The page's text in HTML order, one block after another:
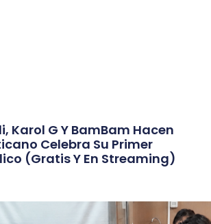
Karol G Y BamBam Hacen
Celebra Su Primer
(gratis Y En Streaming)